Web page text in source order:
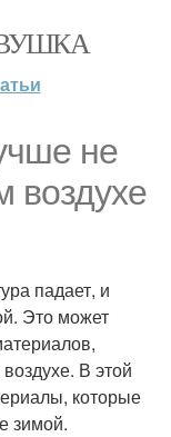
не
воздухе
падает, и
Это может
В этой
которые
зимой.